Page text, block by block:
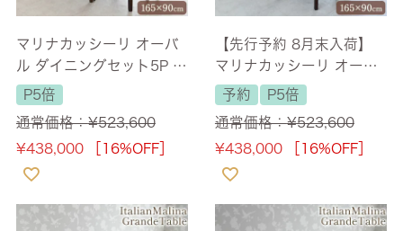
マリナカッシーリ オーバ
ル ダイニングセット5P 4
人掛け 合皮レッド 幅165
cm 【送料無料/設置サー
ビス付】
P5倍
通常価格：¥523,600
¥438,000 ［16%OFF］
【先行予約 8月末入荷】
マリナカッシーリ オーバ
ル ダイニングセット5P 4
人掛け 合皮グリーン 幅16
5cm 【送料無料/設置サー
ビス付】
予約
P5倍
通常価格：¥523,600
¥438,000 ［16%OFF］